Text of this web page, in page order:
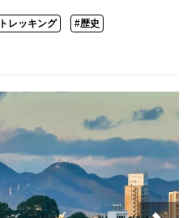
レッキング #歴史